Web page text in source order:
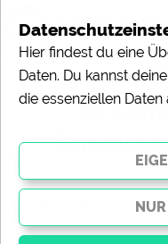
11
Hier findest du eine
Daten. Du kannst
die essenziellen Daten